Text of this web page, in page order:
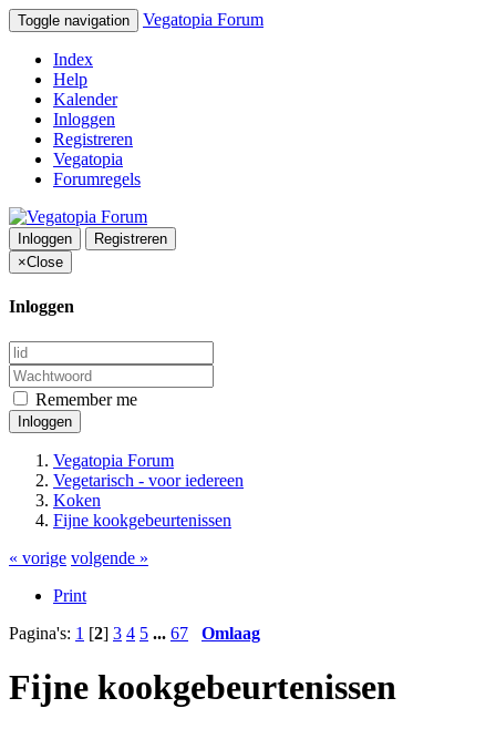
Toggle navigation Vegatopia Forum
Index
Help
Kalender
Inloggen
Registreren
Vegatopia
Forumregels
Inloggen
Registreren
×Close
Inloggen
Remember me
Inloggen
Vegatopia Forum
Vegetarisch - voor iedereen
Koken
Fijne kookgebeurtenissen
« vorige volgende »
Print
Pagina's: 1 [2] 3 4 5 ... 67 Omlaag
Fijne kookgebeurtenissen